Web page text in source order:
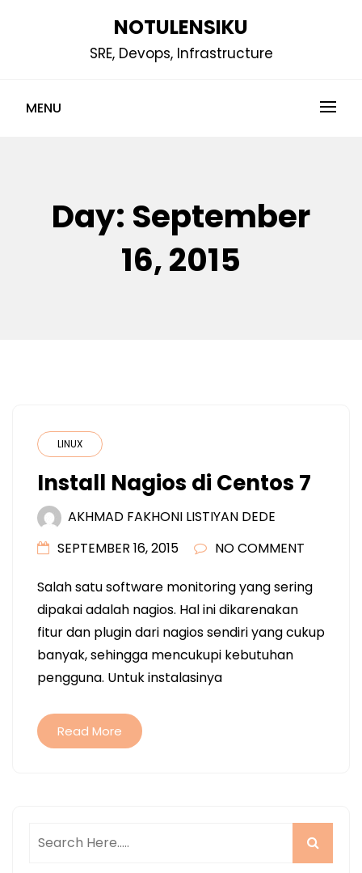
NOTULENSIKU
SRE, Devops, Infrastructure
MENU
Day: September
16, 2015
LINUX
Install Nagios di Centos 7
AKHMAD FAKHONI LISTIYAN DEDE
SEPTEMBER 16, 2015
NO COMMENT
Salah satu software monitoring yang sering
dipakai adalah nagios. Hal ini dikarenakan
fitur dan plugin dari nagios sendiri yang cukup
banyak, sehingga mencukupi kebutuhan
pengguna. Untuk instalasinya
Read More